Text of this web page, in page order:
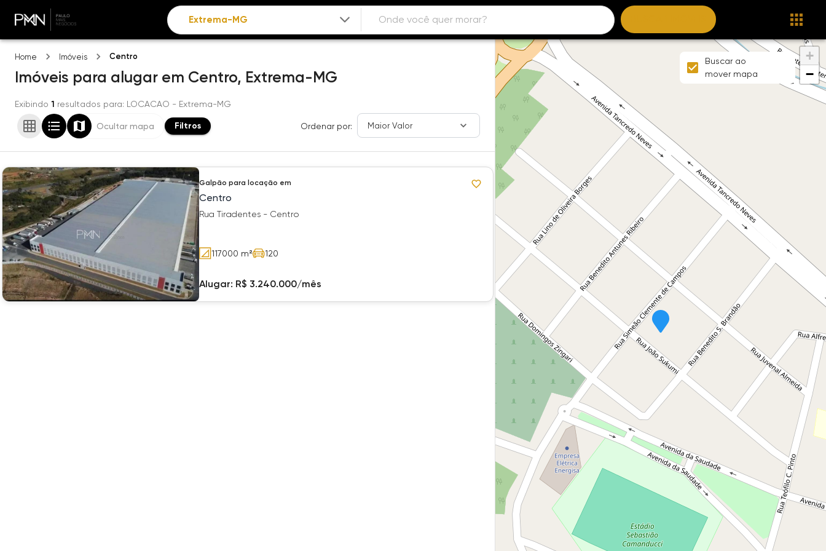
Home Imóveis Centro
Imóveis para alugar em Centro, Extrema-MG
Exibindo 1 resultados para: LOCACAO - Extrema-MG
Ocultar mapa Filtros Ordenar por: Maior Valor
Galpão para locação em
Centro
Rua Tiradentes - Centro
117000 m² 120
Alugar: R$ 3.240.000/mês
+
−
Buscar ao
mover mapa